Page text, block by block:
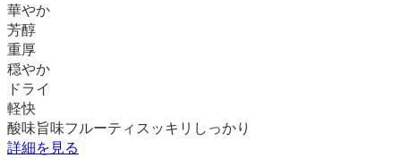
華やか
芳醇
重厚
穏やか
ドライ
軽快
酸味旨味フルーティ スッキリ しっかり
詳細を見る